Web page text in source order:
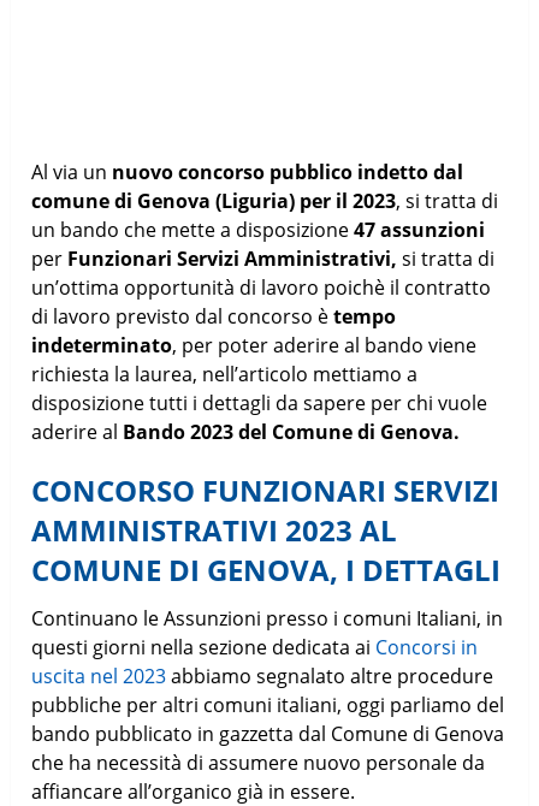
Al via un nuovo concorso pubblico indetto dal
comune di Genova (Liguria) per il 2023, si tratta di
un bando che mette a disposizione47 assunzioni
per Funzionari Servizi Amministrativi,si tratta di
un’ottima opportunità di lavoro poichè il contratto
di lavoro previsto dal concorso ètempo
indeterminato, per poter aderire al bando viene
richiesta la laurea, nell’articolo mettiamo a
disposizione tutti i dettagli da sapere per chi vuole
aderire al Bando 2023 del Comune di Genova.
CONCORSO FUNZIONARI SERVIZI
AMMINISTRATIVI 2023 AL
COMUNE DI GENOVA, I DETTAGLI
Continuano le Assunzioni presso i comuni Italiani, in
questi giorni nella sezione dedicata ai Concorsi in
uscita nel 2023abbiamo segnalato altre procedure
pubbliche per altri comuni italiani, oggi parliamo del
bando pubblicato in gazzetta dal Comune di Genova
che ha necessità di assumere nuovo personale da
affiancare all’organico già in essere.